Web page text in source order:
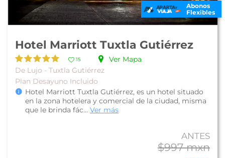
Abonos
Flexibles
Hotel Marriott Tuxtla Gutiérrez
15
Ver Mapa
De Lujo - Tuxtla Gutiérrez
Plan Desayuno Incluido
Hotel Marriott Tuxtla Gutiérrez, es un hotel situado
en la zona hotelera y comercial de la ciudad, misma
que le brinda fác... Ver más
ANTES
$997 mxn